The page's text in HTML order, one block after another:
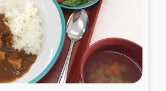
カオ生産者支援事業
難民・帰還民の生活再建支援
おけるシリア難民支援事業